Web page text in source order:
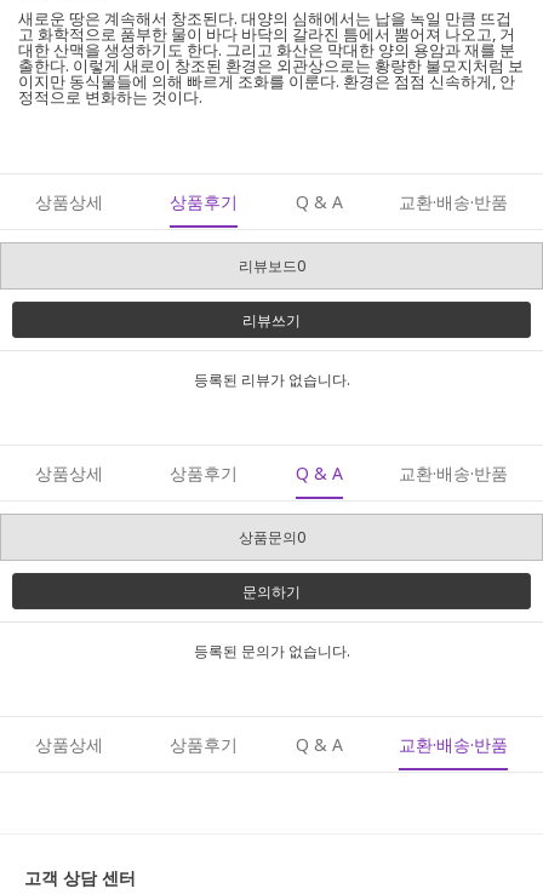
새로운 땅은 계속해서 창조된다. 대양의 심해에서는 납을 녹일 만큼 뜨겁
고 화학적으로 품부한 물이 바다 바닥의 갈라진 틈에서 뿜어져 나오고, 거
대한 산맥을 생성하기도 한다. 그리고 화산은 막대한 양의 용암과 재를 분
출한다. 이렇게 새로이 창조된 환경은 외관상으로는 황량한 불모지처럼 보
이지만 동식물들에 의해 빠르게 조화를 이룬다. 환경은 점점 신속하게, 안
정적으로 변화하는 것이다.
상품상세 상품후기 Q & A 교환·배송·반품
리뷰보드0
리뷰쓰기
등록된 리뷰가 없습니다.
상품상세 상품후기 Q & A 교환·배송·반품
상품문의0
문의하기
등록된 문의가 없습니다.
상품상세 상품후기 Q & A 교환·배송·반품
고객 상담 센터